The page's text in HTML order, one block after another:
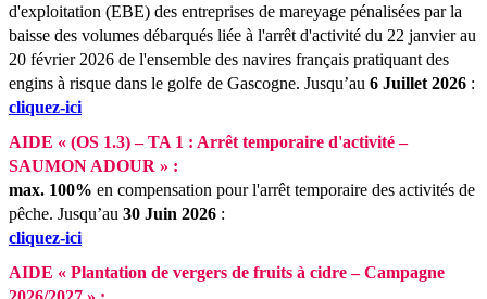
d'exploitation (EBE) des entreprises de mareyage pénalisées par la
baisse des volumes débarqués liée à l'arrêt d'activité du 22 janvier au
20 février 2026 de l'ensemble des navires français pratiquant des
engins à risque dans le golfe de Gascogne. Jusqu’au 6 Juillet 2026 :
cliquez-ici
AIDE « (OS 1.3) – TA 1 : Arrêt temporaire d'activité –
SAUMON ADOUR » :
max. 100% en compensation pour l'arrêt temporaire des activités de
pêche. Jusqu’au 30 Juin 2026 :
cliquez-ici
AIDE « Plantation de vergers de fruits à cidre – Campagne